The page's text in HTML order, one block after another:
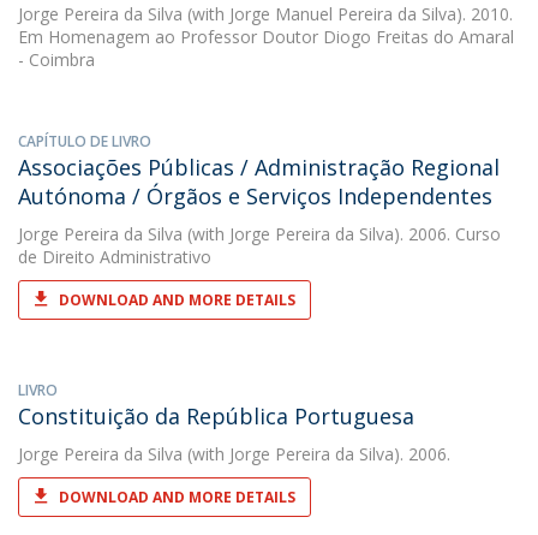
Jorge Pereira da Silva (with Jorge Manuel Pereira da Silva). 2010.
Em Homenagem ao Professor Doutor Diogo Freitas do Amaral
- Coimbra
CAPÍTULO DE LIVRO
Associações Públicas / Administração Regional
Autónoma / Órgãos e Serviços Independentes
Jorge Pereira da Silva (with Jorge Pereira da Silva). 2006. Curso
de Direito Administrativo
DOWNLOAD AND MORE DETAILS
LIVRO
Constituição da República Portuguesa
Jorge Pereira da Silva (with Jorge Pereira da Silva). 2006.
DOWNLOAD AND MORE DETAILS